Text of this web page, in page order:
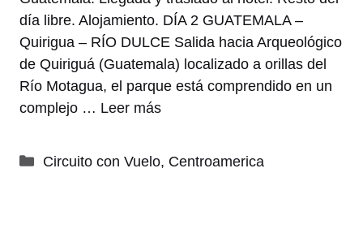
día libre. Alojamiento. DÍA 2 GUATEMALA –
Quirigua – RÍO DULCE Salida hacia Arqueológico
de Quiriguá (Guatemala) localizado a orillas del
Río Motagua, el parque está comprendido en un
complejo … Leer más
Categorías
Circuito con Vuelo, Centroamerica